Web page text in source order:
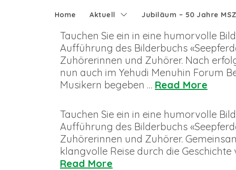
Home Aktuell Jubiläum – 50 Jahre
Tauchen Sie ein in eine humorvolle
Aufführung des Bilderbuchs
Zuhörerinnen und Zuhörer. Nach
nun auch im Yehudi Menuhin Forum
Musikern begeben … Read More
Tauchen Sie ein in eine humorvolle
Aufführung des Bilderbuchs
Zuhörerinnen und Zuhörer.
klangvolle Reise durch die
Read More